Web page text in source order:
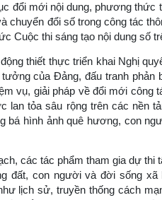
đổi mới nội dung, phương thức
chuyển đổi số trong công tác
Cuộc thi sáng tạo nội dung số
thiết thực triển khai Nghị
của Đảng, đấu tranh phản
vụ, giải pháp về đổi mới công
lan tỏa sâu rộng trên các nền
bá hình ảnh quê hương, con
các tác phẩm tham gia dự thi
đất, con người và đời sống xã
lịch sử, truyền thống cách